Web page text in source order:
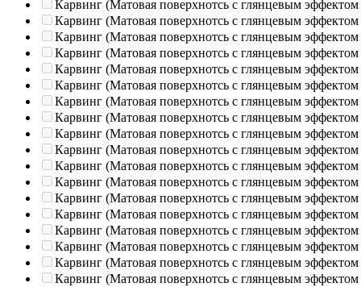
Карвинг (Матовая поверхнотсь с глянцевым эффектом
Карвинг (Матовая поверхнотсь с глянцевым эффектом
Карвинг (Матовая поверхнотсь с глянцевым эффектом
Карвинг (Матовая поверхнотсь с глянцевым эффектом
Карвинг (Матовая поверхнотсь с глянцевым эффектом
Карвинг (Матовая поверхнотсь с глянцевым эффектом
Карвинг (Матовая поверхнотсь с глянцевым эффектом
Карвинг (Матовая поверхнотсь с глянцевым эффектом
Карвинг (Матовая поверхнотсь с глянцевым эффектом
Карвинг (Матовая поверхнотсь с глянцевым эффектом
Карвинг (Матовая поверхнотсь с глянцевым эффектом
Карвинг (Матовая поверхнотсь с глянцевым эффектом
Карвинг (Матовая поверхнотсь с глянцевым эффектом
Карвинг (Матовая поверхнотсь с глянцевым эффектом
Карвинг (Матовая поверхнотсь с глянцевым эффектом
Карвинг (Матовая поверхнотсь с глянцевым эффектом
Карвинг (Матовая поверхнотсь с глянцевым эффектом
Карвинг (Матовая поверхнотсь с глянцевым эффектом